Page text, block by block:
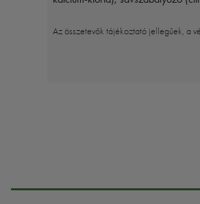
Az összetevők tájékoztató jellegűek, a